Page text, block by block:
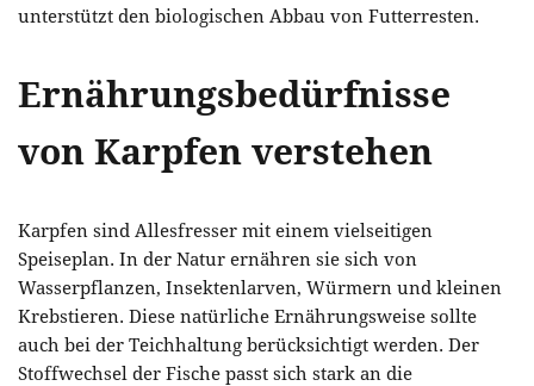
unterstützt den biologischen Abbau von Futterresten.
Ernährungsbedürfnisse
von Karpfen verstehen
Karpfen sind Allesfresser mit einem vielseitigen
Speiseplan. In der Natur ernähren sie sich von
Wasserpflanzen, Insektenlarven, Würmern und kleinen
Krebstieren. Diese natürliche Ernährungsweise sollte
auch bei der Teichhaltung berücksichtigt werden. Der
Stoffwechsel der Fische passt sich stark an die